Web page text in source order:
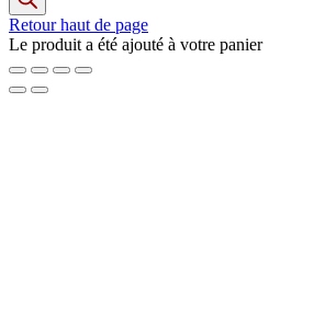
Retour haut de page
Le produit a été ajouté à votre panier